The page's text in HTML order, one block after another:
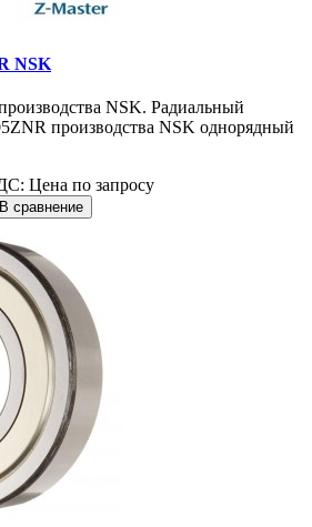
NSK
NSK. Радиальный
производства NSK однорядный
Цена по запросу
В сравнение